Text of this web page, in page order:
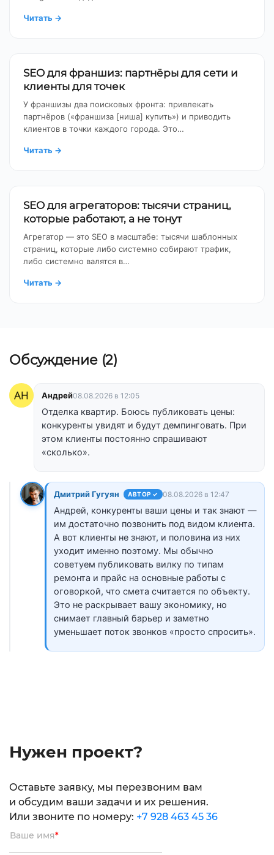
Читать →
SEO для франшиз: партнёры для сети и
клиенты для точек
У франшизы два поисковых фронта: привлекать
партнёров («франшиза [ниша] купить») и приводить
клиентов в точки каждого города. Это…
Читать →
SEO для агрегаторов: тысячи страниц,
которые работают, а не тонут
Агрегатор — это SEO в масштабе: тысячи шаблонных
страниц, которые либо системно собирают трафик,
либо системно валятся в…
Читать →
Обсуждение (2)
Андрей08.08.2026 в 12:05
Отделка квартир. Боюсь публиковать цены:
конкуренты увидят и будут демпинговать. При
этом клиенты постоянно спрашивают
«сколько».
Дмитрий Гугуян АВТОР ✓ 08.08.2026 в 12:47
Андрей, конкуренты ваши цены и так знают —
им достаточно позвонить под видом клиента.
А вот клиенты не знают, и половина из них
уходит именно поэтому. Мы обычно
советуем публиковать вилку по типам
ремонта и прайс на основные работы с
оговоркой, что смета считается по объекту.
Это не раскрывает вашу экономику, но
снимает главный барьер и заметно
уменьшает поток звонков «просто спросить».
Нужен проект?
Оставьте заявку, мы перезвоним вам
и обсудим ваши задачи и их решения.
Или звоните по номеру: +7 928 463 45 36
Ваше имя*